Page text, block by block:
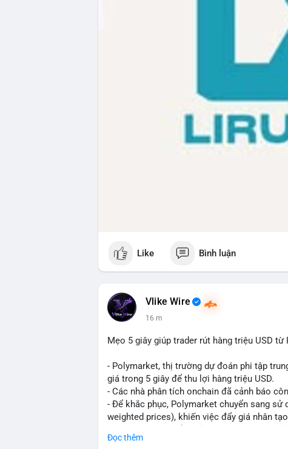
Like Bình luận
Vlike Wire
16 m
Mẹo 5 giây giúp trader rút hàng triệu USD từ
- Polymarket, thị trường dự đoán phi tập
giá trong 5 giây để thu lợi hàng triệu USD.
- Các nhà phân tích onchain đã cảnh báo
- Để khắc phục, Polymarket chuyển sang
weighted prices), khiến việc đẩy giá nhân
túng.
Đọc thêm